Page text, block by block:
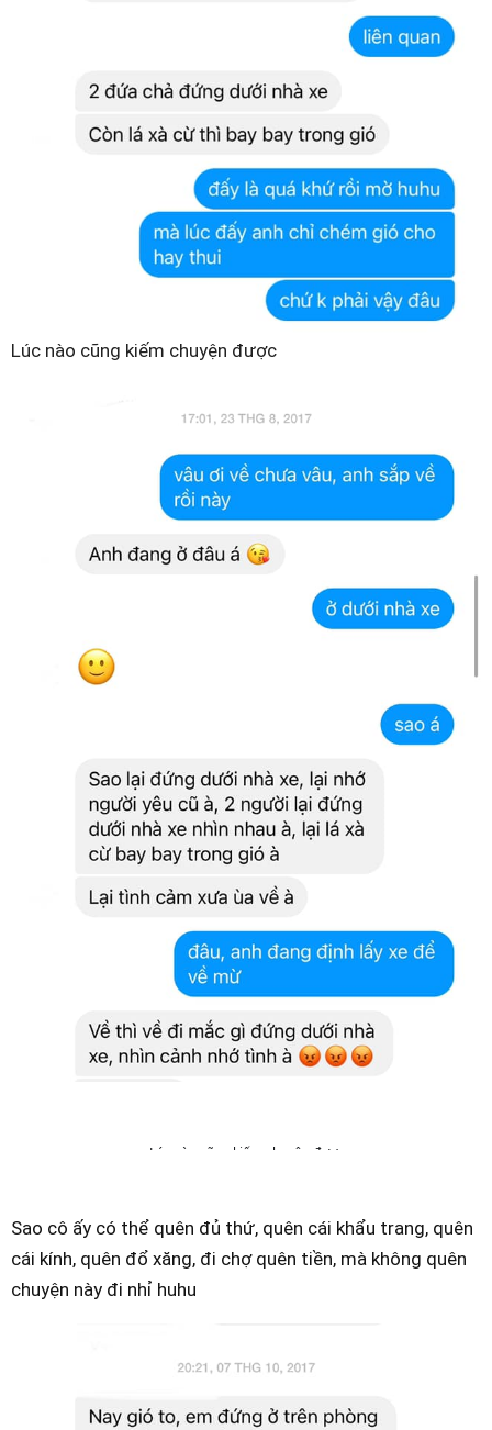
Lúc nào cũng kiếm chuyện được
Lúc nào cũng kiếm chuyện được
Sao cô ấy có thể quên đủ thứ, quên cái khẩu trang, quên
cái kính, quên đổ xăng, đi chợ quên tiền, mà không quên
chuyện này đi nhỉ huhu